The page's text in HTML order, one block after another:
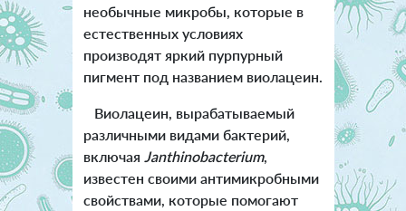
необычные микробы, которые в
естественных условиях
производят яркий пурпурный
пигмент под названием виолацеин.
Виолацеин, вырабатываемый
различными видами бактерий,
включая Janthinobacterium,
известен своими антимикробными
свойствами, которые помогают